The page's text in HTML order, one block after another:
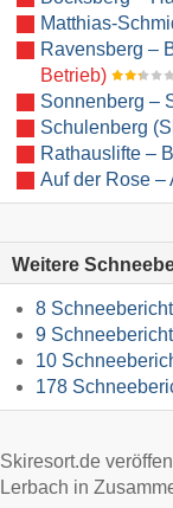
Matthias-
Ravensberg –
Betrieb)
Sonnenberg –
Schulenberg
Rathauslifte –
Auf der Rose –
Weitere
8
9
10
178
Skiresort.de
Lerbach in